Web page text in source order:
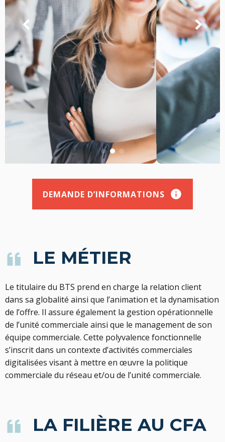
DEMANDE D’INFORMATIONS
LE MÉTIER
Le titulaire du BTS prend en charge la relation client
dans sa globalité ainsi que l’animation et la dynamisation
de l’offre. Il assure également la gestion opérationnelle
de l’unité commerciale ainsi que le management de son
équipe commerciale. Cette polyvalence fonctionnelle
s’inscrit dans un contexte d’activités commerciales
digitalisées visant à mettre en œuvre la politique
commerciale du réseau et/ou de l’unité commerciale.
LA FILIÈRE AU CFA